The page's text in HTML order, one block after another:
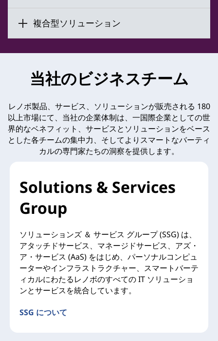
複合型ソリューション
当社のビジネスチーム
レノボ製品、サービス、ソリューションが販売される 180
以上市場にて、当社の企業体制は、一国際企業としての世
界的なベネフィット、サービスとソリューションをベース
とした各チームの集中力、そしてよりスマートなバーティ
カルの専門家たちの洞察を提供します。
Solutions & Services
Group
ソリューションズ ＆ サービス グループ (SSG) は、
アタッチドサービス、マネージドサービス、アズ・
ア・サービス (AaS) をはじめ、パーソナルコンピュ
ーターやインフラストラクチャー、スマートバーテ
ィカルにわたるレノボのすべての IT ソリューショ
ンとサービスを統合しています。
SSG について